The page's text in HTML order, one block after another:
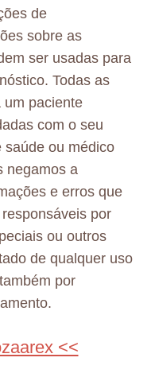
de
sobre as
ser usadas para
Todas as
um paciente
com o seu
saúde ou médico
negamos a
e erros que
por
ou outros
de qualquer uso
por
<<